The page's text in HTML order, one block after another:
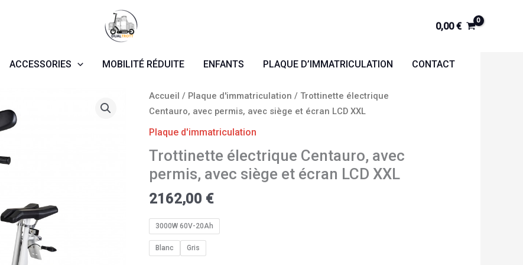
0,00€
ACCESSORIES MOBILITÉ RÉDUITE ENFANTS PLAQUE D’IMMATRICULATION CONTACT
Accueil / Plaque d'immatriculation / Trottinette électrique
Centauro, avec permis, avec siège et écran LCD XXL
Plaque d'immatriculation
Trottinette électrique Centauro, avec
permis, avec siège et écran LCD XXL
2162,00 €
3000W 60V-20Ah
Blanc Gris
quantité
de
Trottinette
Centauro,
avec
avec
siège
et
écran